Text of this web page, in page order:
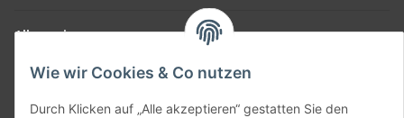
Wie wir Cookies & Co nutzen
Durch Klicken auf „Alle akzeptieren“ gestatten Sie den
Allgemein
Teil unseres Netzwerks:
SmoliTec - Safety. Simplified. Worldwide. ( B2B Shop )